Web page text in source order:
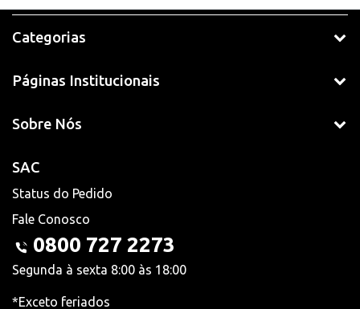
Categorias
Páginas Institucionais
Sobre Nós
SAC
Status do Pedido
Fale Conosco
0800 727 2273
Segunda à sexta 8:00 às 18:00
*Exceto feriados